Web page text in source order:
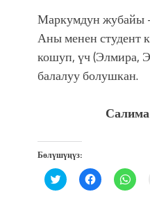
Маркумдун жубайы
Аны менен студент
кошуп, үч (Элмира,
балалуу болушкан.
Бөлүшүңүз:
Нажмите,
чтобы
Нажмите,
чтобы